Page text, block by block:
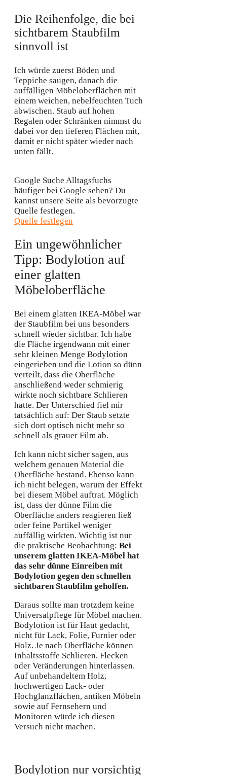
Die Reihenfolge, die bei
sichtbarem Staubfilm
sinnvoll ist
Ich würde zuerst Böden und
Teppiche saugen, danach die
auffälligen Möbeloberflächen mit
einem weichen, nebelfeuchten Tuch
abwischen. Staub auf hohen
Regalen oder Schränken nimmst du
dabei vor den tieferen Flächen mit,
damit er nicht später wieder nach
unten fällt.
Google Suche Alltagsfuchs
häufiger bei Google sehen? Du
kannst unsere Seite als bevorzugte
Quelle festlegen.
Quelle festlegen
Ein ungewöhnlicher
Tipp: Bodylotion auf
einer glatten
Möbeloberfläche
Bei einem glatten IKEA-Möbel war
der Staubfilm bei uns besonders
schnell wieder sichtbar. Ich habe
die Fläche irgendwann mit einer
sehr kleinen Menge Bodylotion
eingerieben und die Lotion so dünn
verteilt, dass die Oberfläche
anschließend weder schmierig
wirkte noch sichtbare Schlieren
hatte. Der Unterschied fiel mir
tatsächlich auf: Der Staub setzte
sich dort optisch nicht mehr so
schnell als grauer Film ab.
Ich kann nicht sicher sagen, aus
welchem genauen Material die
Oberfläche bestand. Ebenso kann
ich nicht belegen, warum der Effekt
bei diesem Möbel auftrat. Möglich
ist, dass der dünne Film die
Oberfläche anders reagieren ließ
oder feine Partikel weniger
auffällig wirkten. Wichtig ist nur
die praktische Beobachtung: Bei
unserem glatten IKEA-Möbel hat
das sehr dünne Einreiben mit
Bodylotion gegen den schnellen
sichtbaren Staubfilm geholfen.
Daraus sollte man trotzdem keine
Universalpflege für Möbel machen.
Bodylotion ist für Haut gedacht,
nicht für Lack, Folie, Furnier oder
Holz. Je nach Oberfläche können
Inhaltsstoffe Schlieren, Flecken
oder Veränderungen hinterlassen.
Auf unbehandeltem Holz,
hochwertigen Lack- oder
Hochglanzflächen, antiken Möbeln
sowie auf Fernsehern und
Monitoren würde ich diesen
Versuch nicht machen.
Bodylotion nur vorsichtig